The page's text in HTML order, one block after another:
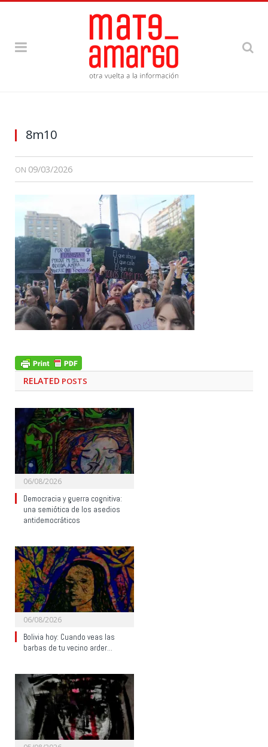
8m10
ON 09/03/2026
RELATED POSTS
06/08/2026
Democracia y guerra cognitiva:
una semiótica de los asedios
antidemocráticos
06/08/2026
Bolivia hoy: Cuando veas las
barbas de tu vecino arder…